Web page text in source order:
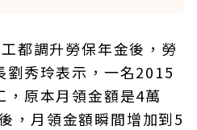
都調升勞保年金後，勞
劉秀玲表示，一名2015
，原本月領金額是4萬
，月領金額瞬間增加到5